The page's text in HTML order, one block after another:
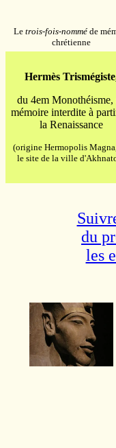
Le trois-fois-nommé de
chrétienne
Hermès
du 4em Monothéisme,
mémoire interdite à
la Renaissance
(origine Hermopolis
le site de la ville
du
les